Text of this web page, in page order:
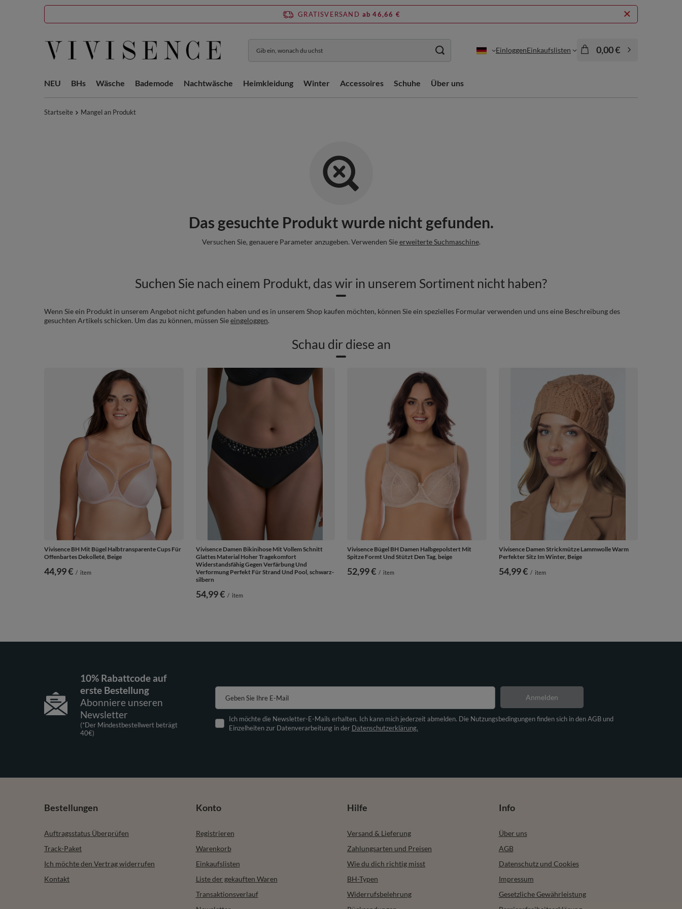
GRATISVERSAND ab 46,66 €
EinloggenEinkaufslisten 0,00 €
NEU BHs Wäsche Bademode Nachtwäsche Heimkleidung Winter Accessoires Schuhe Über uns
Startseite Mangel an Produkt
Das gesuchte Produkt wurde nicht gefunden.
Versuchen Sie, genauere Parameter anzugeben. Verwenden Sieerweiterte Suchmaschine.
Suchen Sie nach einem Produkt, das wir in unserem Sortiment nicht haben?
Wenn Sie ein Produkt in unserem Angebot nicht gefunden haben und es in unserem Shop kaufen möchten, können Sie ein spezielles Formular verwenden und uns eine Beschreibung des
gesuchten Artikels schicken. Um das zu können, müssen Sieeingeloggen.
Schau dir diese an
Vivisence BH Mit Bügel Halbtransparente Cups Für
Offenbartes Dekolleté, Beige
44,99 € / item
Vivisence Damen Bikinihose Mit Vollem Schnitt
Glattes Material Hoher Tragekomfort
Widerstandsfähig Gegen Verfärbung Und
Verformung Perfekt Für Strand Und Pool, schwarz-
silbern
54,99 € / item
Vivisence Bügel BH Damen Halbgepolstert Mit
Spitze Formt Und Stützt Den Tag, beige
52,99 € / item
Vivisence Damen Strickmütze Lammwolle Warm
Perfekter Sitz Im Winter, Beige
54,99 € / item
10% Rabattcode auf
erste Bestellung
Abonniere unseren
Newsletter
(*Der Mindestbestellwert beträgt
40€)
Geben Sie Ihre E-Mail
Ich möchte die Newsletter-E-Mails erhalten. Ich kann mich jederzeit abmelden. Die Nutzungsbedingungen finden sich in den AGB und
Einzelheiten zur Datenverarbeitung in der Datenschutzerklärung.
Anmelden
Bestellungen
Auftragsstatus Überprüfen
Track-Paket
Ich möchte den Vertrag widerrufen
Kontakt
Konto
Registrieren
Warenkorb
Einkaufslisten
Liste der gekauften Waren
Transaktionsverlauf
Hilfe
Versand & Lieferung
Zahlungsarten und Preisen
Wie du dich richtig misst
BH-Typen
Widerrufsbelehrung
Info
Über uns
AGB
Datenschutz und Cookies
Impressum
Gesetzliche Gewährleistung